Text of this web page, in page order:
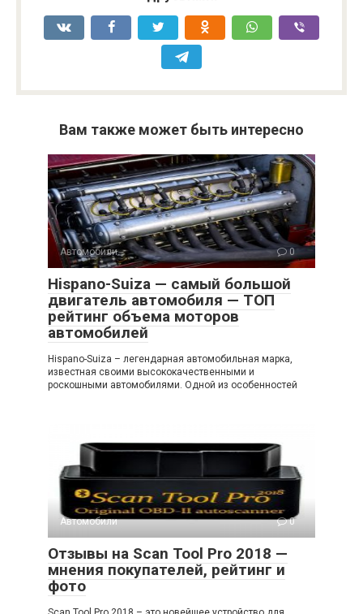
Вам также может быть интересно
Автомобили 0
Hispano-Suiza — самый большой
двигатель автомобиля — ТОП
рейтинг объема моторов
автомобилей
Hispano-Suiza – легендарная автомобильная марка,
известная своими высококачественными и
роскошными автомобилями. Одной из особенностей
Автомобили 0
Отзывы на Scan Tool Pro 2018 —
мнения покупателей, рейтинг и
фото